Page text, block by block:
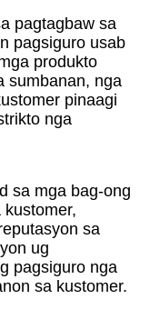
pagtagbaw sa
pagsiguro usab
produkto
sumbanan, nga
pinaagi
nga
sa mga bag-ong
sa
ug
pagsiguro nga
sa kustomer.